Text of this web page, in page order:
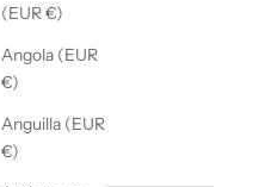
(EUR €)
Angola (EUR
€)
Anguilla (EUR
€)